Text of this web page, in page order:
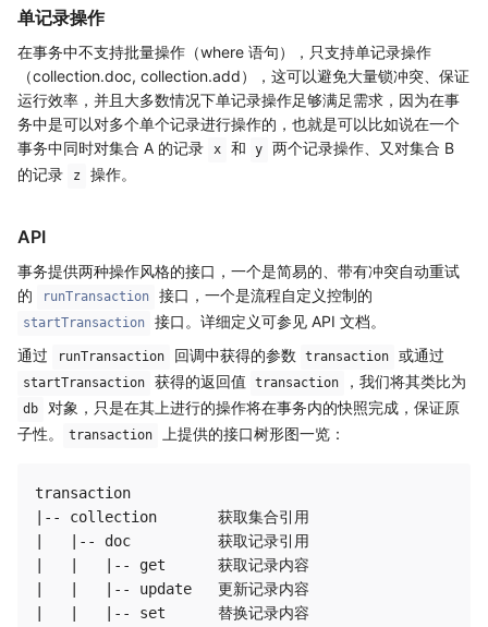
单记录操作
在事务中不支持批量操作（where 语句），只支持单记录操作
（collection.doc, collection.add），这可以避免大量锁冲突、保证
运行效率，并且大多数情况下单记录操作足够满足需求，因为在事
务中是可以对多个单个记录进行操作的，也就是可以比如说在一个
事务中同时对集合 A 的记录
x 和 y
两个记录操作、又对集合 B
的记录
z 操作。
API
事务提供两种操作风格的接口，一个是简易的、带有冲突自动重试
的
runTransaction 接口，一个是流程自定义控制的
startTransaction
接口。详细定义可参见 API 文档。
通过
runTransaction 回调中获得的参数 transaction 或通过
startTransaction 获得的返回值 transaction ，我们将其类比为
db
对象，只是在其上进行的操作将在事务内的快照完成，保证原
子性。
transaction 上提供的接口树形图一览：
transaction
|-- collection       获取集合引用
|   |-- doc          获取记录引用
|   |   |-- get      获取记录内容
|   |   |-- update   更新记录内容
|   |   |-- set      替换记录内容